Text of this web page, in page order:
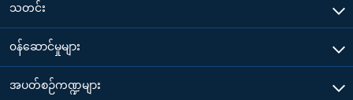
သတင်း
၀န်ဆောင်မှုများ
အပတ်စဉ်ကဏ္ဍများ